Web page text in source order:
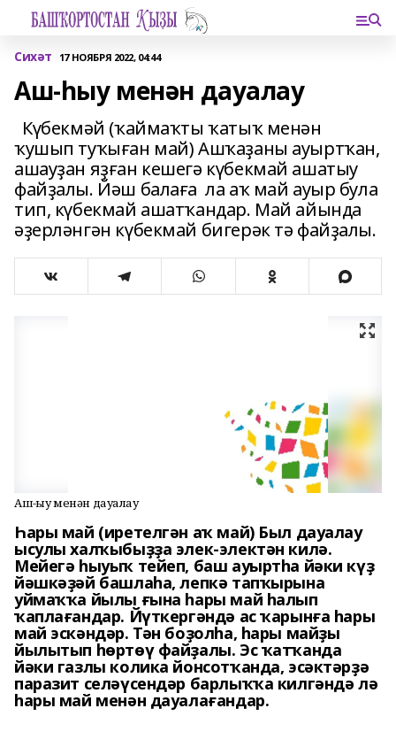
Сихәт 17 НОЯБРЯ 2022, 04:44
Аш-һыу менән дауалау
Күбекмәй (ҡаймаҡты ҡатыҡ менән
ҡушып туҡыған май) Ашҡаҙаны ауыртҡан,
ашауҙан яҙған кешегә күбекмай ашатыу
файҙалы. Йәш балаға ла аҡ май ауыр була
тип, күбекмай ашатҡандар. Май айында
әҙерләнгән күбекмай бигерәк тә файҙалы.
Аш-һыу менән дауалау
Һары май (иретелгән аҡ май) Был дауалау
ысулы халҡыбыҙҙа элек-электән килә.
Мейегә һыуыҡ тейеп, баш ауыртһа йәки күҙ
йәшкәҙәй башлаһа, лепкә тапҡырына
уймаҡҡа йылы ғына һары май һалып
ҡаплағандар. Йүткергәндә ас ҡарынға һары
май эскәндәр. Тән боҙолһа, һары майҙы
йылытып һөртөү файҙалы. Эс ҡатҡанда
йәки газлы колика йонсотҡанда, эсәктәрҙә
паразит селәүсендәр барлыҡҡа килгәндә лә
һары май менән дауалағандар.